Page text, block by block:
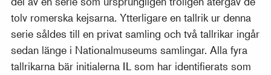
tolv romerska kejsarna. Ytterligare en tallrik ur denna
serie såldes till en privat samling och två tallrikar ingår
sedan länge i Nationalmuseums samlingar. Alla fyra
tallrikarna bär initialerna IL som har identifierats som